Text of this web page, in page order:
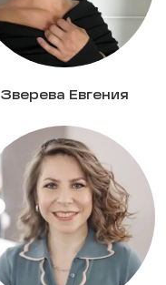
Зверева Евгения